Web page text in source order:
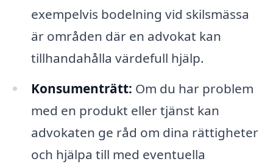
exempelvis bodelning vid skilsmässa
är områden där en advokat kan
tillhandahålla värdefull hjälp.
Konsumenträtt: Om du har problem
med en produkt eller tjänst kan
advokaten ge råd om dina rättigheter
och hjälpa till med eventuella